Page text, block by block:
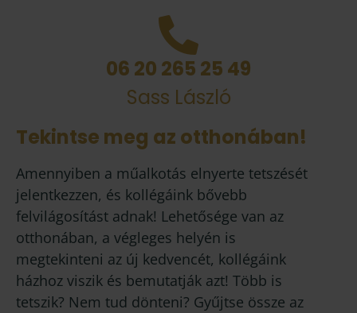
06 20 265 25 49
Sass László
Tekintse meg az otthonában!
Amennyiben a műalkotás elnyerte tetszését
jelentkezzen, és kollégáink bővebb
felvilágosítást adnak! Lehetősége van az
otthonában, a végleges helyén is
megtekinteni az új kedvencét, kollégáink
házhoz viszik és bemutatják azt! Több is
tetszik? Nem tud dönteni? Gyűjtse össze az